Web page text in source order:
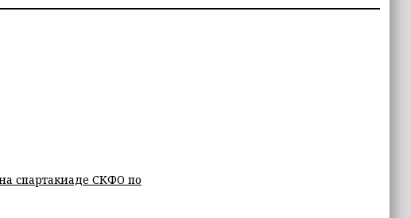
спартакиаде СКФО по